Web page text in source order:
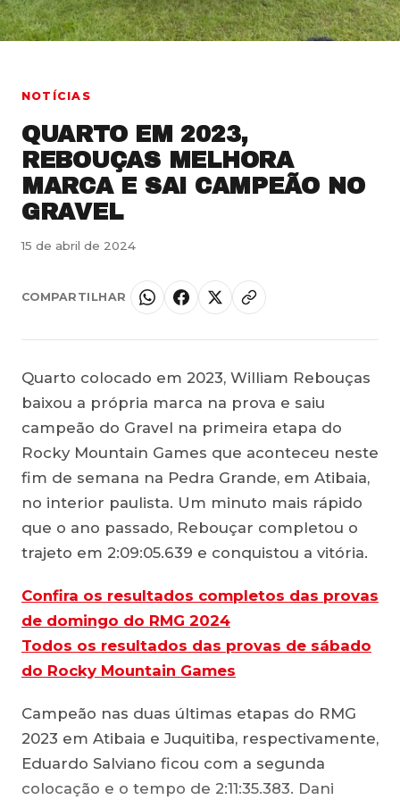
NOTÍCIAS
QUARTO EM 2023,
REBOUÇAS MELHORA
MARCA E SAI CAMPEÃO NO
GRAVEL
15 de abril de 2024
COMPARTILHAR
Quarto colocado em 2023, William Rebouças
baixou a própria marca na prova e saiu
campeão do Gravel na primeira etapa do
Rocky Mountain Games que aconteceu neste
fim de semana na Pedra Grande, em Atibaia,
no interior paulista. Um minuto mais rápido
que o ano passado, Rebouçar completou o
trajeto em 2:09:05.639 e conquistou a vitória.
Confira os resultados completos das provas
de domingo do RMG 2024
Todos os resultados das provas de sábado
do Rocky Mountain Games
Campeão nas duas últimas etapas do RMG
2023 em Atibaia e Juquitiba, respectivamente,
Eduardo Salviano ficou com a segunda
colocação e o tempo de 2:11:35.383. Dani